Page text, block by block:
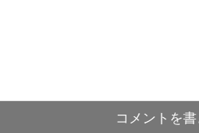
コメントを